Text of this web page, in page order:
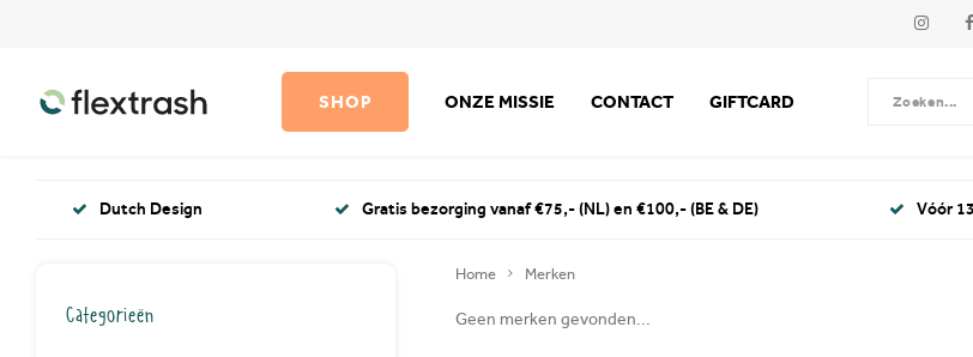
SHOP ONZE MISSIE CONTACT GIFTCARD
Dutch Design Gratis bezorging vanaf €75,- (NL) en €100,- (BE & DE) Vóór
Categorieën
Home Merken
Geen merken gevonden...